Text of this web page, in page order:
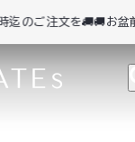
のご注文を🚚🚚お盆前